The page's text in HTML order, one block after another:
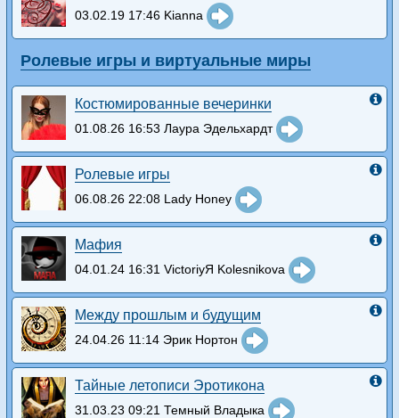
03.02.19 17:46 Kianna
Ролевые игры и виртуальные миры
Костюмированные вечеринки
01.08.26 16:53 Лаура Эдельхардт
Ролевые игры
06.08.26 22:08 Lady Honey
Мафия
04.01.24 16:31 VictoriyЯ Kolesnikova
Между прошлым и будущим
24.04.26 11:14 Эрик Нортон
Тайные летописи Эротикона
31.03.23 09:21 Темный Владыка